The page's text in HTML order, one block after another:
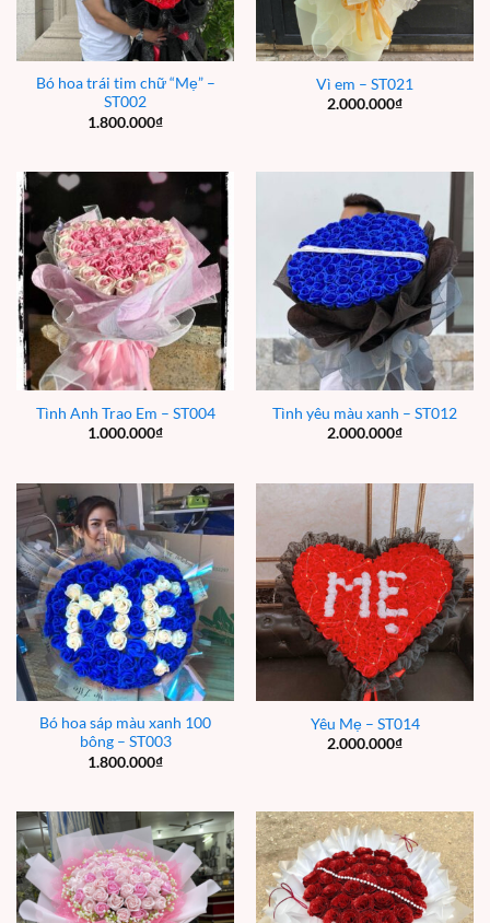
Bó hoa trái tim chữ “Mẹ” –
ST002
1.800.000₫
Vì em – ST021
2.000.000₫
Tình Anh Trao Em – ST004
1.000.000₫
Tình yêu màu xanh – ST012
2.000.000₫
Bó hoa sáp màu xanh 100
bông – ST003
1.800.000₫
Yêu Mẹ – ST014
2.000.000₫